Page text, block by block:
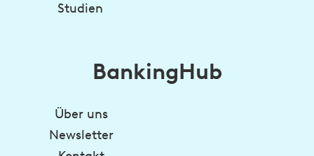
Studien
BankingHub
Über uns
Newsletter